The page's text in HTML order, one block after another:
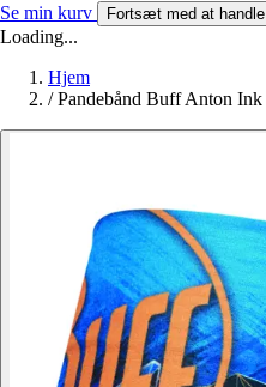
Se min kurv Fortsæt med at handle
Loading...
Hjem
/ Pandebånd Buff Anton Ink